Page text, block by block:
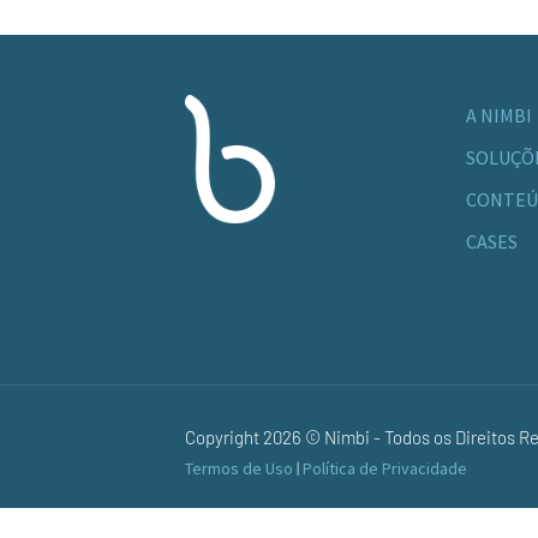
A NIMBI
CASES
Copyright 2026 © Nimbi - Todos os Direitos
Termos de Uso | Política de Privacidade